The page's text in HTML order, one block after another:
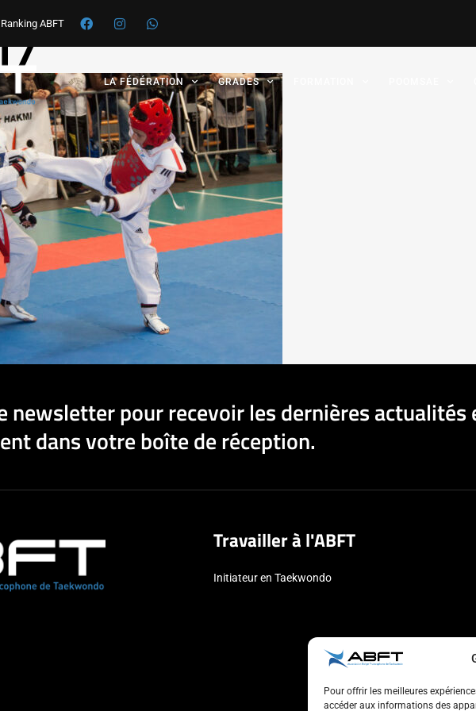
Pour offrir les meilleures
accéder aux informations des
Ranking ABFT
LA FÉDÉRATION GRADES
newsletter pour recevoir les dernières actualités
dans votre boîte de réception.
Travailler à l'ABFT
Initiateur en Taekwondo